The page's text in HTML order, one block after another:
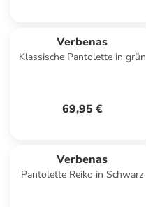
Verbenas
Klassische Pantolette in grün
69,95 €
Verbenas
Pantolette Reiko in Schwarz